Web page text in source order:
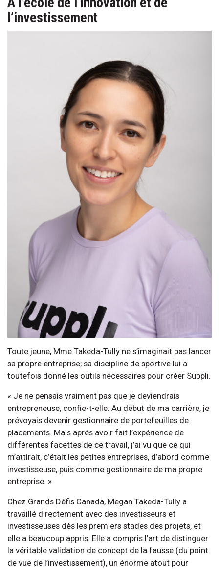
l’investissement
Toute jeune, Mme Takeda-Tully ne s’imaginait pas lancer
sa propre entreprise; sa discipline de sportive lui a
toutefois donné les outils nécessaires pour créer Suppli.
« Je ne pensais vraiment pas que je deviendrais
entrepreneuse, confie-t-elle. Au début de ma carrière, je
prévoyais devenir gestionnaire de portefeuilles de
placements. Mais après avoir fait l’expérience de
différentes facettes de ce travail, j’ai vu que ce qui
m’attirait, c’était les petites entreprises, d’abord comme
investisseuse, puis comme gestionnaire de ma propre
entreprise. »
Chez Grands Défis Canada, Megan Takeda-Tully a
travaillé directement avec des investisseurs et
investisseuses dès les premiers stades des projets, et
elle a beaucoup appris. Elle a compris l’art de distinguer
la véritable validation de concept de la fausse (du point
de vue de l’investissement), un énorme atout pour